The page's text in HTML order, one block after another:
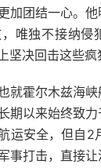
加团结一心。
唯独不接纳侵
坚决回击这些疯
就霍尔木兹海
期以来始终致
运安全，但自2
事打击，直接